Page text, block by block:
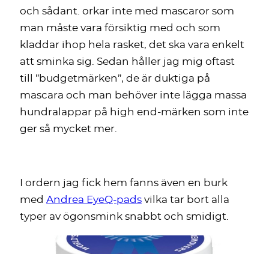
och sådant. orkar inte med mascaror som
man måste vara försiktig med och som
kladdar ihop hela rasket, det ska vara enkelt
att sminka sig. Sedan håller jag mig oftast
till ”budgetmärken”, de är duktiga på
mascara och man behöver inte lägga massa
hundralappar på high end-märken som inte
ger så mycket mer.
I ordern jag fick hem fanns även en burk
med Andrea EyeQ-pads vilka tar bort alla
typer av ögonsmink snabbt och smidigt.